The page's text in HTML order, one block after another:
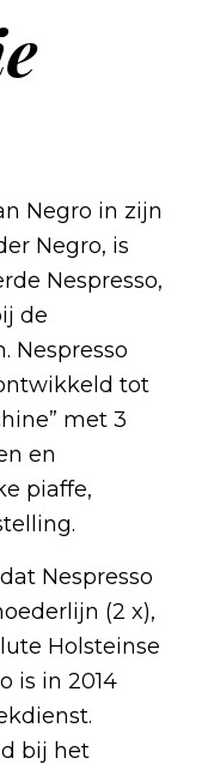
Negro in zijn
Negro, is
Nespresso,
de
Nespresso
tot
met 3
en
piaffe,
Nespresso
(2 x),
Holsteinse
is in 2014
bij het